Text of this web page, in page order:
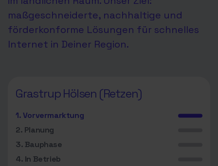
maßgeschneiderte, nachhaltige und
förderkonforme Lösungen für schnelles
Internet in Deiner Region.
Grastrup Hölsen (Retzen)
1. Vorvermarktung
2. Planung
3. Bauphase
4. In Betrieb